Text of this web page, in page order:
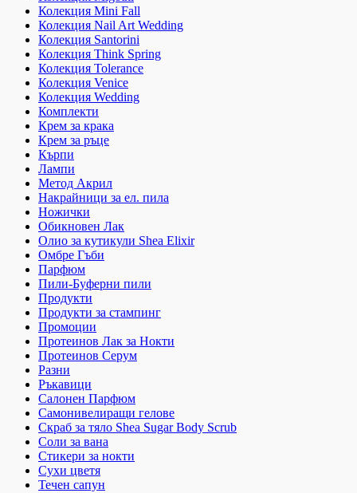
Колекция Mini Fall
Колекция Nail Art Wedding
Колекция Santorini
Колекция Think Spring
Колекция Tolerance
Колекция Venice
Колекция Wedding
Комплекти
Крем за крака
Крем за ръце
Кърпи
Лампи
Метод Акрил
Накрайници за ел. пила
Ножички
Обикновен Лак
Олио за кутикули Shea Elixir
Омбре Гъби
Парфюм
Пили-Буферни пили
Продукти
Продукти за стампинг
Промоции
Протеинов Лак за Нокти
Протеинов Серум
Разни
Ръкавици
Салонен Парфюм
Самонивелиращи гелове
Скраб за тяло Shea Sugar Body Scrub
Соли за вана
Стикери за нокти
Сухи цветя
Течен сапун